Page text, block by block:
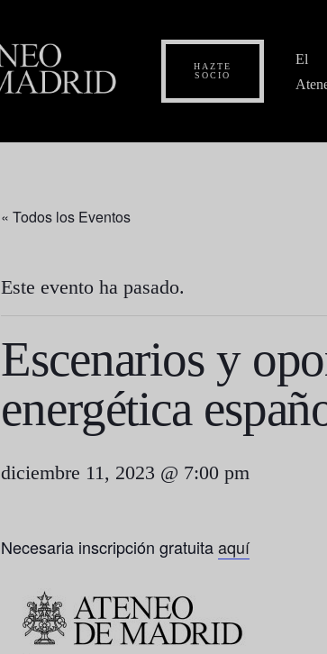
HAZTE
SOCIO
El
« Todos los Eventos
Este evento ha pasado.
Escenarios y
energética
diciembre 11, 2023 @ 7:00 pm
Necesaria inscripción gratuitaaquí